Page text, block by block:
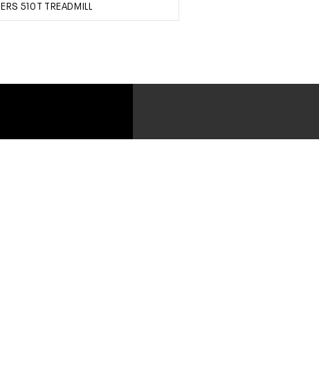
ERS 510T TREADMILL